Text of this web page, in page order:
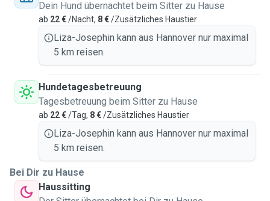
Dein Hund übernachtet beim Sitter zu Hause
ab 22 €/Nacht, 8 €/Zusätzliches Haustier
Liza-Josephin kann aus Hannover nur maximal
5 km reisen.
Hundetagesbetreuung
Tagesbetreuung beim Sitter zu Hause
ab 22 €/Tag, 8 €/Zusätzliches Haustier
Liza-Josephin kann aus Hannover nur maximal
5 km reisen.
Bei Dir zu Hause
Haussitting